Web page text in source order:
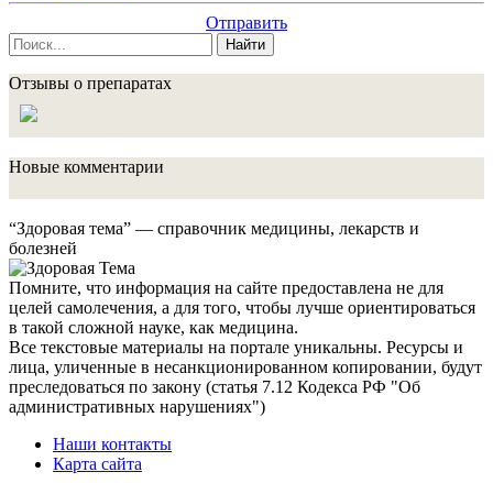
Отправить
Найти
Отзывы о препаратах
Новые комментарии
“Здоровая тема” — справочник медицины, лекарств и
болезней
Помните, что информация на сайте предоставлена не для
целей самолечения, а для того, чтобы лучше ориентироваться
в такой сложной науке, как медицина.
Все текстовые материалы на портале уникальны. Ресурсы и
лица, уличенные в несанкционированном копировании, будут
преследоваться по закону (статья 7.12 Кодекса РФ "Об
административных нарушениях")
Наши контакты
Карта сайта